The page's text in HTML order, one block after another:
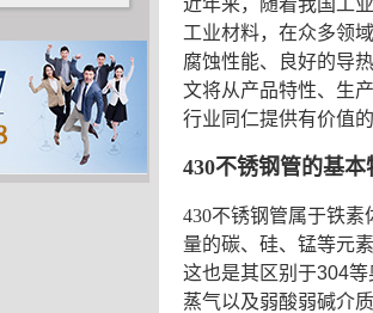
近年来，随着我国工
工业材料，在众多领
腐蚀性能、良好的导
文将从产品特性、生
行业同仁提供有价值
430不锈钢管的基
430不锈钢管属于铁素
量的碳、硅、锰等元
这也是其区别于304
蒸气以及弱酸弱碱介